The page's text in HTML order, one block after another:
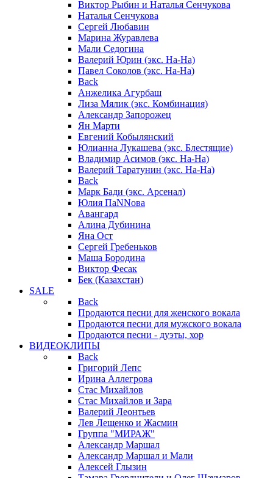
Виктор Рыбин и Наталья Сенчукова
Наталья Сенчукова
Сергей Любавин
Марина Журавлева
Мали Седогина
Валерий Юрин (экс. На-На)
Павел Соколов (экс. На-На)
Back
Анжелика Агурбаш
Лиза Мялик (экс. Комбинация)
Александр Запорожец
Ян Марти
Евгений Кобылянский
Юлианна Лукашева (экс. Блестящие)
Владимир Асимов (экс. На-На)
Валерий Таратунин (экс. На-На)
Back
Марк Бади (экс. Арсенал)
Юлия ПаNNова
Авангард
Алина Дубинина
Яна Ост
Сергей Гребеньков
Маша Бородина
Виктор Фесак
Бек (Казахстан)
SALE
Back
Продаются песни для женского вокала
Продаются песни для мужского вокала
Продаются песни - дуэты, хор
ВИДЕОКЛИПЫ
Back
Григорий Лепс
Ирина Аллегрова
Стас Михайлов
Стас Михайлов и Зара
Валерий Леонтьев
Лев Лещенко и Жасмин
Группа "МИРАЖ"
Александр Маршал
Александр Маршал и Мали
Алексей Глызин